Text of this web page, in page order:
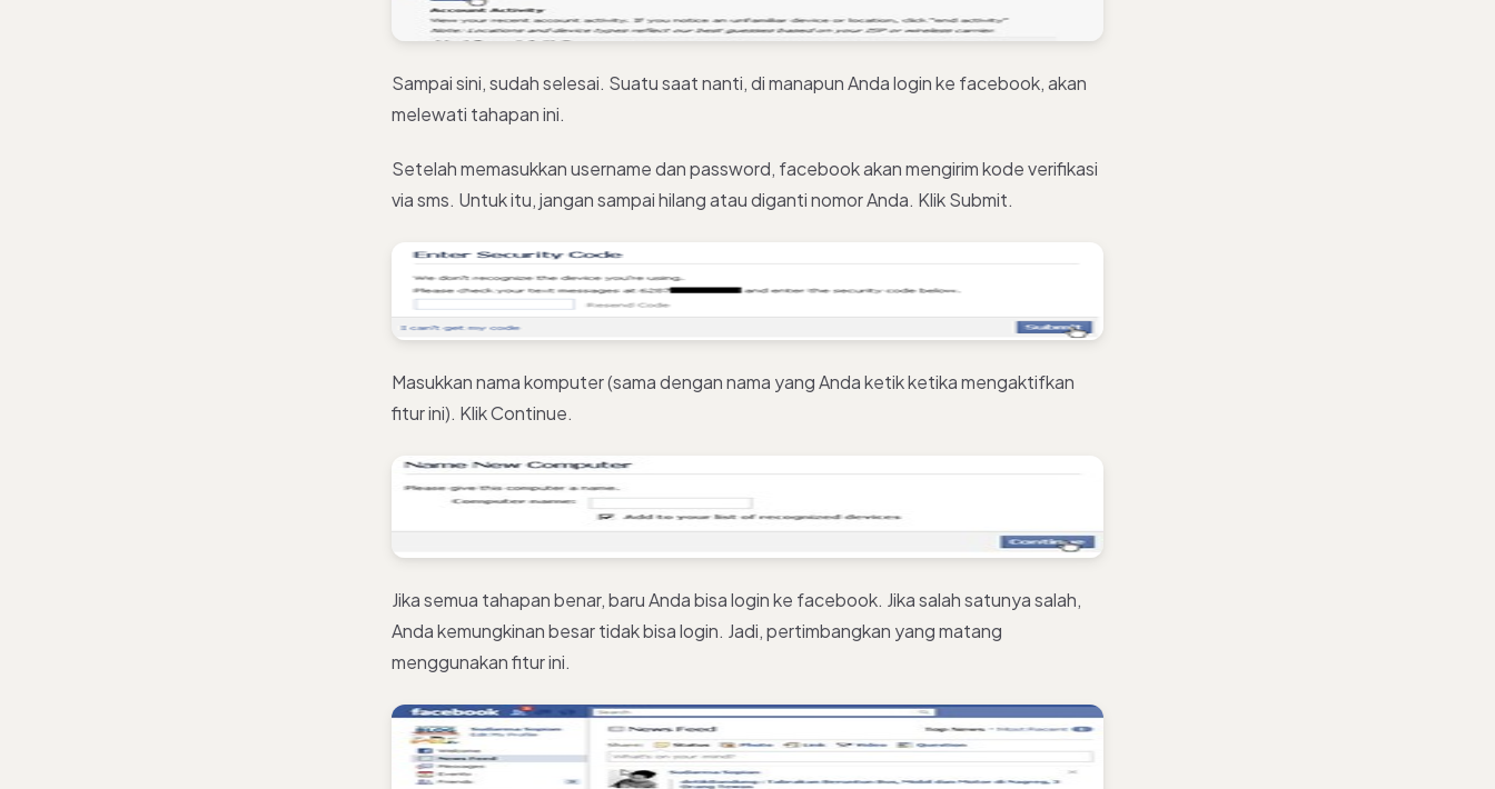
Sampai sini, sudah selesai. Suatu saat nanti, di manapun Anda login ke facebook, akan
melewati tahapan ini.
Setelah memasukkan username dan password, facebook akan mengirim kode verifikasi
via sms. Untuk itu, jangan sampai hilang atau diganti nomor Anda. Klik Submit.
Masukkan nama komputer (sama dengan nama yang Anda ketik ketika mengaktifkan
fitur ini). Klik Continue.
Jika semua tahapan benar, baru Anda bisa login ke facebook. Jika salah satunya salah,
Anda kemungkinan besar tidak bisa login. Jadi, pertimbangkan yang matang
menggunakan fitur ini.